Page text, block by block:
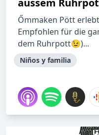
aussem
Őmmaken Pött
Empfohlen für die
dem Ruhrpott😉)...
Niños y familia